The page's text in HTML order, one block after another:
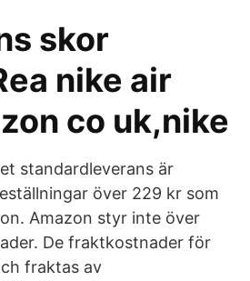
skor
nike air
co uk,nike
standardleverans är
över 229 kr som
Amazon styr inte över
De fraktkostnader för
fraktas av